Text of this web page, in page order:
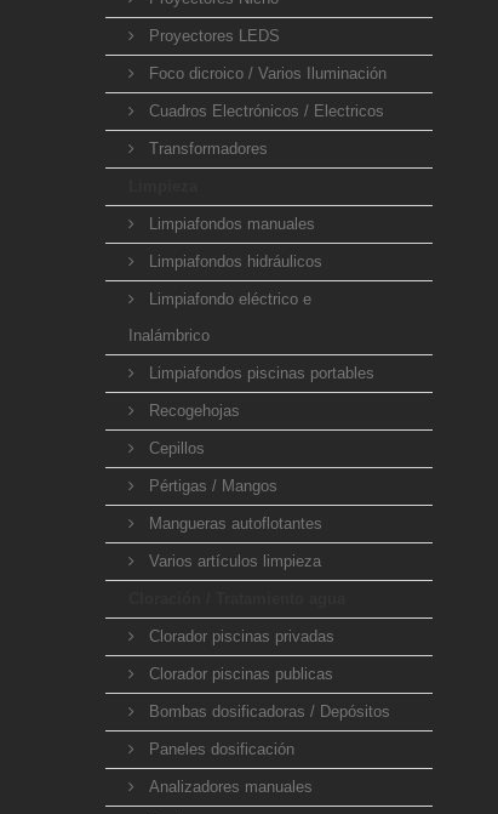
Proyectores LEDS
Foco dicroico / Varios Iluminación
Cuadros Electrónicos / Electricos
Transformadores
Limpiafondos manuales
Limpiafondos hidráulicos
Limpiafondo eléctrico e
Inalámbrico
Limpiafondos piscinas portables
Recogehojas
Cepillos
Pértigas / Mangos
Mangueras autoflotantes
Varios artículos limpieza
Clorador piscinas privadas
Clorador piscinas publicas
Bombas dosificadoras / Depósitos
Paneles dosificación
Analizadores manuales